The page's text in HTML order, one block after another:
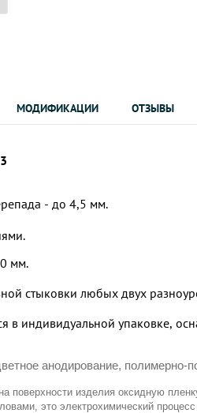
МОДИФИКАЦИИ ОТЗЫВЫ
- до 4,5 мм.
мм.
стыковки любых двух
в индивидуальной упаковке,
анодирование, полимерно-
поверхности изделия оксидную
это электрохимический